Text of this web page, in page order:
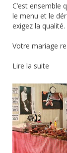
C’est ensemble
le menu et le
exigez la qualité.
Votre mariage
Lire la suite